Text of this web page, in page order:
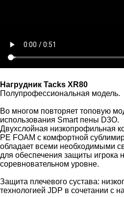
Нагрудник Tacks XR80
Полупрофессиональная модель.
Во многом повторяет топовую
использования Smart пены D3O.
Двухслойная низкопрофильная
PE FOAM с комфортной
обладает всеми необходимыми
для обеспечения защиты игрока
соревновательном уровне.
Защита плечевого сустава:
технологией JDP в сочетании с